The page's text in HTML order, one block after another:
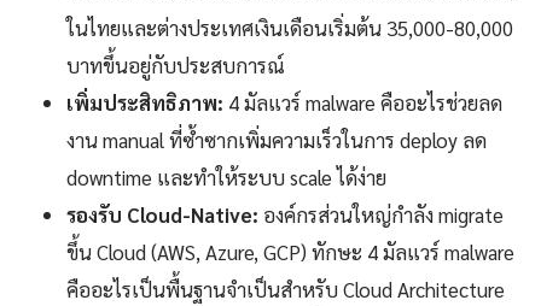
ในไทยและต่างประเทศเงินเดือนเริ่มต้น 35,000-80,000
บาทขึ้นอยู่กับประสบการณ์
เพิ่มประสิทธิภาพ: 4 มัลแวร์ malware คืออะไรช่วยลด
งาน manual ที่ซ้ำซากเพิ่มความเร็วในการ deploy ลด
downtime และทำให้ระบบ scale ได้ง่าย
รองรับ Cloud-Native: องค์กรส่วนใหญ่กำลัง migrate
ขึ้น Cloud (AWS, Azure, GCP) ทักษะ 4 มัลแวร์ malware
คืออะไรเป็นพื้นฐานจำเป็นสำหรับ Cloud Architecture